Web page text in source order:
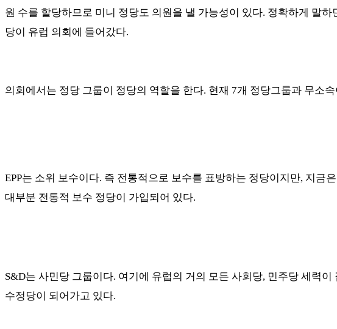
원 수를 할당하므로 미니 정당도 의원을 낼 가능성이 있다. 정확하게 말하
당이 유럽 의회에 들어갔다.
의회에서는 정당 그룹이 정당의 역할을 한다. 현재 7개 정당그룹과 무소
EPP는 소위 보수이다. 즉 전통적으로 보수를 표방하는 정당이지만, 지금은
대부분 전통적 보수 정당이 가입되어 있다.
S&D는 사민당 그룹이다. 여기에 유럽의 거의 모든 사회당, 민주당 세력이
수정당이 되어가고 있다.